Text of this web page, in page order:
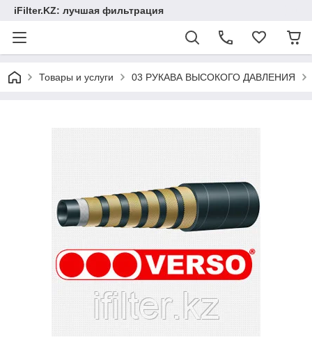
iFilter.KZ: лучшая фильтрация
Товары и услуги 03 РУКАВА ВЫСОКОГО ДАВЛЕНИЯ